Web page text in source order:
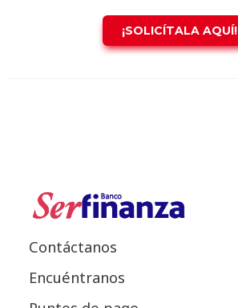
¡SOLICÍTALA AQUÍ!
Contáctanos
Encuéntranos